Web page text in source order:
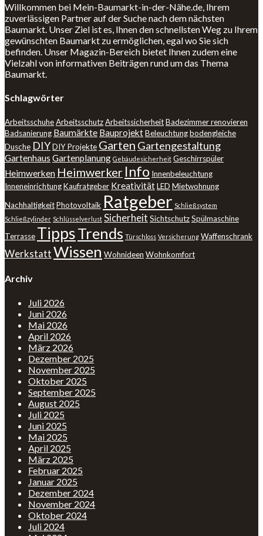
Willkommen bei Mein-Baumarkt-in-der-Nähe.de, Ihrem
zuverlässigen Partner auf der Suche nach dem nächsten
Baumarkt. Unser Ziel ist es, Ihnen den schnellsten Weg zu Ihrem
gewünschten Baumarkt zu ermöglichen, egal wo Sie sich
befinden. Unser Magazin-Bereich bietet Ihnen zudem eine
Vielzahl von informativen Beiträgen rund um das Thema
Baumarkt.
Schlagwörter
ArbeitsschuheArbeitsschutzArbeitssicherheitBadezimmer renovieren
Badsanierung Baumärkte BauprojektBeleuchtungbodengleiche
Dusche DIYDIY Projekte Garten Gartengestaltung
Gartenhaus Gartenplanung Gebäudesicherheit Geschirrspüler
Heimwerken Heimwerker Info Innenbeleuchtung
InneneinrichtungKaufratgeber KreativitätLED Mietwohnung
NachhaltigkeitPhotovoltaik Ratgeber Schließsystem
Schließzylinder Schlüsselverlust Sicherheit SichtschutzSpülmaschine
Terrasse TippsTrends Türschloss Versicherung Waffenschrank
WerkstattWissen Wohnideen Wohnkomfort
Archiv
Juli 2026
Juni 2026
Mai 2026
April 2026
März 2026
Dezember 2025
November 2025
Oktober 2025
September 2025
August 2025
Juli 2025
Juni 2025
Mai 2025
April 2025
März 2025
Februar 2025
Januar 2025
Dezember 2024
November 2024
Oktober 2024
Juli 2024